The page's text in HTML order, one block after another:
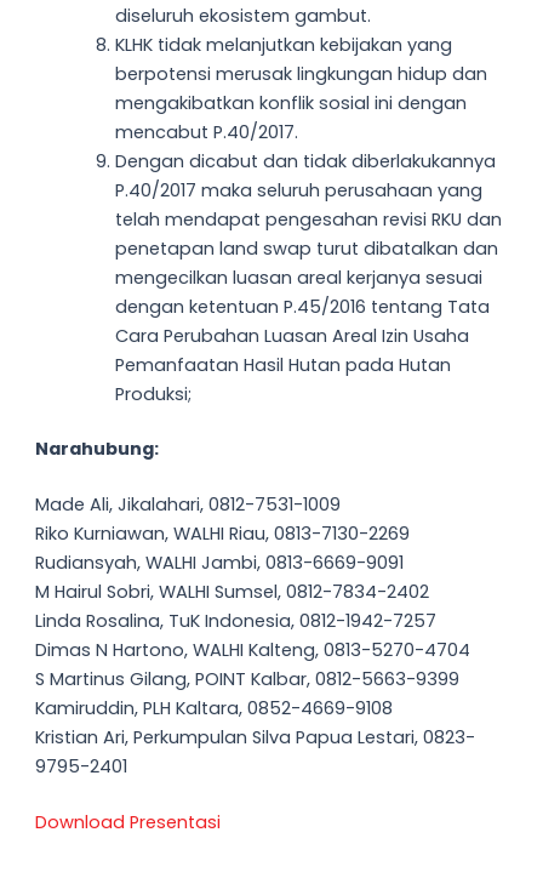
diseluruh ekosistem gambut.
KLHK tidak melanjutkan kebijakan yang
berpotensi merusak lingkungan hidup dan
mengakibatkan konflik sosial ini dengan
mencabut P.40/2017.
Dengan dicabut dan tidak diberlakukannya
P.40/2017 maka seluruh perusahaan yang
telah mendapat pengesahan revisi RKU dan
penetapan land swap turut dibatalkan dan
mengecilkan luasan areal kerjanya sesuai
dengan ketentuan P.45/2016 tentang Tata
Cara Perubahan Luasan Areal Izin Usaha
Pemanfaatan Hasil Hutan pada Hutan
Produksi;
Narahubung:
Made Ali, Jikalahari, 0812-7531-1009
Riko Kurniawan, WALHI Riau, 0813-7130-2269
Rudiansyah, WALHI Jambi, 0813-6669-9091
M Hairul Sobri, WALHI Sumsel, 0812-7834-2402
Linda Rosalina, TuK Indonesia, 0812-1942-7257
Dimas N Hartono, WALHI Kalteng, 0813-5270-4704
S Martinus Gilang, POINT Kalbar, 0812-5663-9399
Kamiruddin, PLH Kaltara, 0852-4669-9108
Kristian Ari, Perkumpulan Silva Papua Lestari, 0823-
9795-2401
Download Presentasi